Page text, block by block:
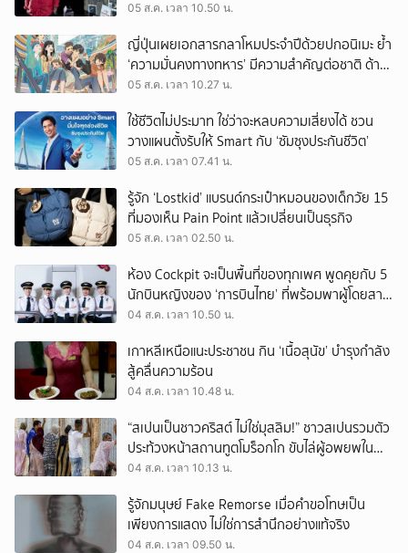
05 ส.ค. เวลา 10.50 น.
ญี่ปุ่นเผยเอกสารกลาโหมประจำปีด้วยปกอนิเมะ ย้ำ
‘ความมั่นคงทางทหาร’ มีความสำคัญต่อชาติ ด้าน
จีนเตือน ขออย่าซ้ำรอยประวัติศาสตร์
05 ส.ค. เวลา 10.27 น.
ใช้ชีวิตไม่ประมาท ใช่ว่าจะหลบความเสี่ยงได้ ชวน
วางแผนตั้งรับให้ Smart กับ ‘ซัมซุงประกันชีวิต’
05 ส.ค. เวลา 07.41 น.
รู้จัก ‘Lostkid’ แบรนด์กระเป๋าหมอนของเด็กวัย 15
ที่มองเห็น Pain Point แล้วเปลี่ยนเป็นธุรกิจ
05 ส.ค. เวลา 02.50 น.
ห้อง Cockpit จะเป็นพื้นที่ของทุกเพศ พูดคุยกับ 5
นักบินหญิงของ ‘การบินไทย’ ที่พร้อมพาผู้โดยสาร
บินไปทั่วโลก
04 ส.ค. เวลา 10.50 น.
เกาหลีเหนือแนะประชาชน กิน ‘เนื้อสุนัข’ บำรุงกำลัง
สู้คลื่นความร้อน
04 ส.ค. เวลา 10.48 น.
“สเปนเป็นชาวคริสต์ ไม่ใช่มุสลิม!” ชาวสเปนรวมตัว
ประท้วงหน้าสถานทูตโมร็อกโก ขับไล่ผู้อพยพใน
เมืองเซวตาออกนอกประเทศ
04 ส.ค. เวลา 10.13 น.
รู้จักมนุษย์ Fake Remorse เมื่อคำขอโทษเป็น
เพียงการแสดง ไม่ใช่การสำนึกอย่างแท้จริง
04 ส.ค. เวลา 09.50 น.